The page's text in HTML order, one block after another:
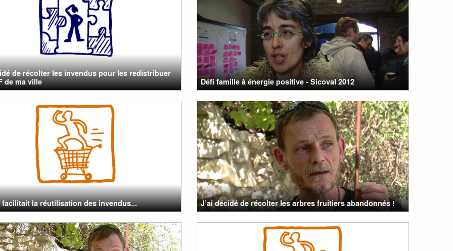
de récolter les invendus pour les redistribuer
de ma ville
Défi famille à énergie positive - Sicoval 2012
facilitait la réutilisation des invendus... J’ai décidé de récolter les arbres fruitiers abandonnés !